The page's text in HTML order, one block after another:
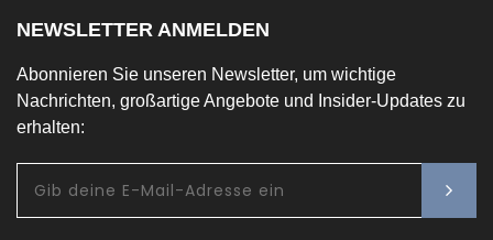
NEWSLETTER ANMELDEN
Abonnieren Sie unseren Newsletter, um wichtige
Nachrichten, großartige Angebote und Insider-Updates zu
erhalten: